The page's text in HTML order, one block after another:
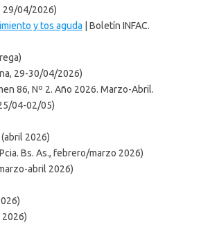
29/04/2026)
y tos aguda | Boletín INFAC.
29-30/04/2026)
86, Nº 2. Año 2026. Marzo-Abril.
04-02/05)
(abril 2026)
Bs. As., febrero/marzo 2026)
abril 2026)